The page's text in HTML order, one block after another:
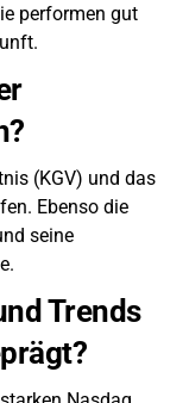
performen gut
(KGV) und das
Ebenso die
seine
Trends